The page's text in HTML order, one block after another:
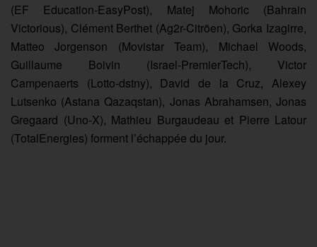
(EF Education-EasyPost), Matej Mohoric (Bahrain
Victorious), Clément Berthet (Ag2r-Citröen), Gorka Izagirre,
Matteo Jorgenson (Movistar Team), Michael Woods,
Guillaume Boivin (Israel-PremierTech), Victor
Campenaerts (Lotto-dstny), David de la Cruz, Alexey
Lutsenko (Astana Qazaqstan), Jonas Abrahamsen, Jonas
Gregaard (Uno-X), Mathieu Burgaudeau et Pierre Latour
(TotalEnergies) forment l’échappée du jour.